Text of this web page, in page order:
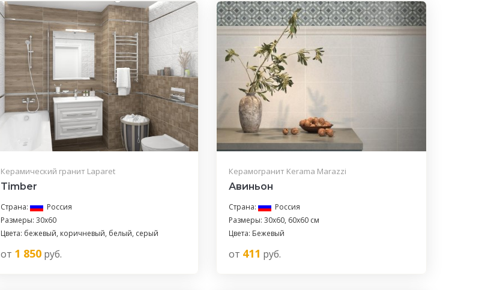
Керамический гранит Laparet
Timber
Страна:
Россия
Размеры: 30x60
Цвета: бежевый, коричневый, белый, серый
от 1 850руб.
Керамогранит Kerama Marazzi
Авиньон
Страна:
Россия
Размеры: 30x60, 60x60 см
Цвета: Бежевый
от 411 руб.